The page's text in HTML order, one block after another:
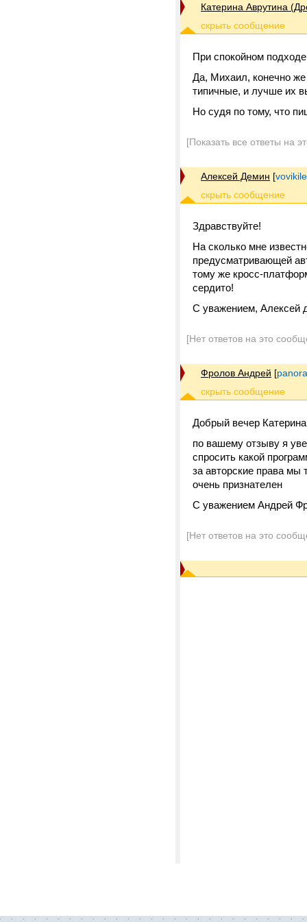
Катерина Аврутина
При спокойном
Да, Михаил, конечно же
типичные, и лучше их
Но судя по тому, что
[Показать все ответы на
Алексей Демин [
Здравствуйте!
На сколько мне
предусматривающей
тому же кросс-
сердито!
С уважением, Алексей
[Нет ответов на это
Фролов Андрей [
Добрый вечер
по вашему отзыву я
спросить какой
за авторские права мы
очень признателен
С уважением Андрей
[Нет ответов на это